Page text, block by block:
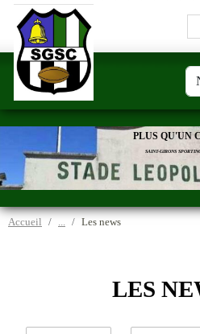
PLUS QU'UN
SAINT-GIRONS
Accueil Les news
LES
Panneau de gestion des cookies